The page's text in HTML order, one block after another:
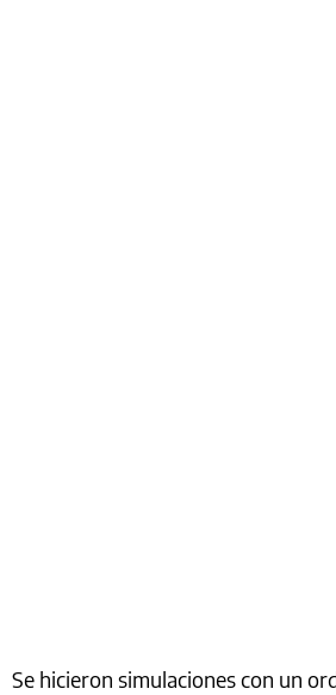
Se hicieron simulaciones con un